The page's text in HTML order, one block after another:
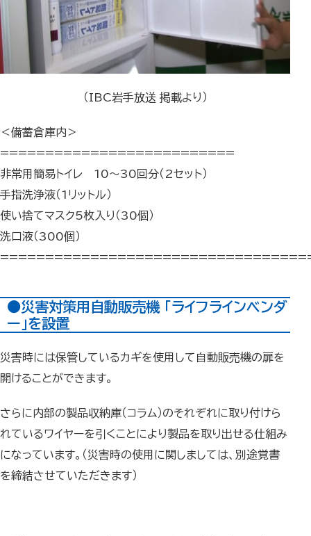
（IBC岩手放送 掲載より）
＜備蓄倉庫内＞
==========================
非常用簡易トイレ 10～30回分（2セット）
手指洗浄液（1リットル）
使い捨てマスク5枚入り（30個）
洗口液（300個）
●災害対策用自動販売機 「ライフラインベンダ
ー」を設置
災害時には保管しているカギを使用して自動販売機の扉を
開けることができます。
さらに内部の製品収納庫（コラム）のそれぞれに取り付けら
れているワイヤーを引くことにより製品を取り出せる仕組み
になっています。（災害時の使用に関しましては、別途覚書
を締結させていただきます）